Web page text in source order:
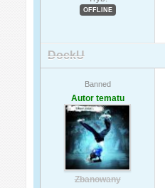
OFFLINE
DockU
Banned
Autor tematu
Zbanowany